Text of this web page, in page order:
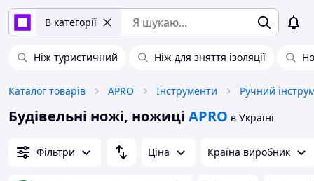
В категорії
Ніж туристичний Ніж для зняття ізоляції
Каталог товарів APRO Інструменти Ручний
Будівельні ножі, ножиці APRO в Україні
Фільтри Ціна Країна виробник